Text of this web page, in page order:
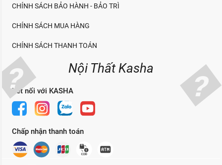
CHÍNH SÁCH BẢO HÀNH - BẢO TRÌ
CHÍNH SÁCH MUA HÀNG
CHÍNH SÁCH THANH TOÁN
Nội Thất Kasha
Kết nối với KASHA
Chấp nhận thanh toán